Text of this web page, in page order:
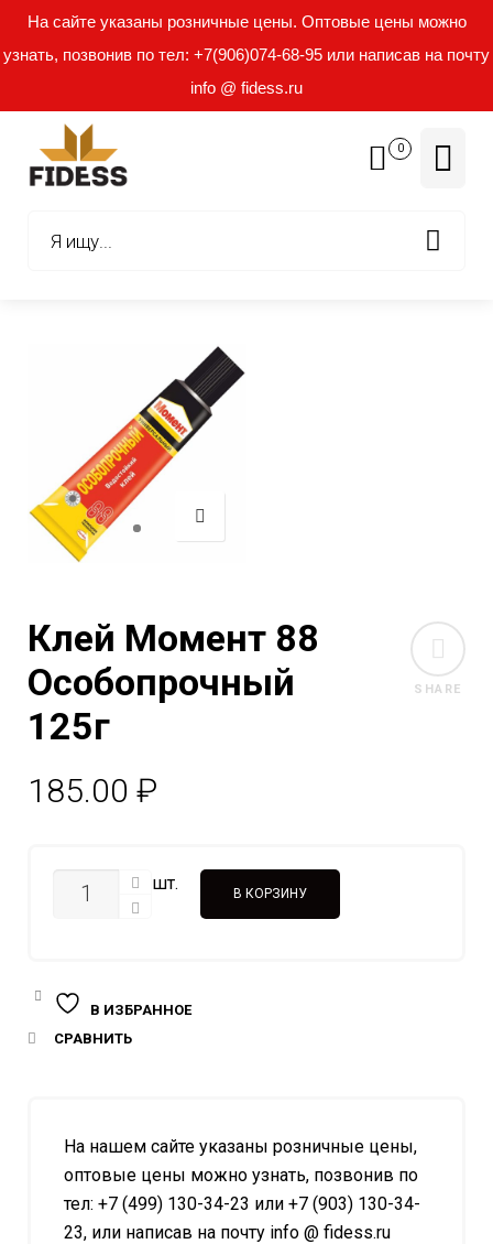
На сайте указаны розничные цены. Оптовые цены можно
узнать, позвонив по тел: +7(906)074-68-95 или написав на почту
info @ fidess.ru
0
SHARE
Клей Момент 88
Особопрочный
125г
185.00 ₽
КОЛИЧЕСТВО шт. В КОРЗИНУ
В ИЗБРАННОЕ
СРАВНИТЬ
На нашем сайте указаны розничные цены,
оптовые цены можно узнать, позвонив по
тел: +7 (499) 130-34-23 или +7 (903) 130-34-
23, или написав на почту info @ fidess.ru